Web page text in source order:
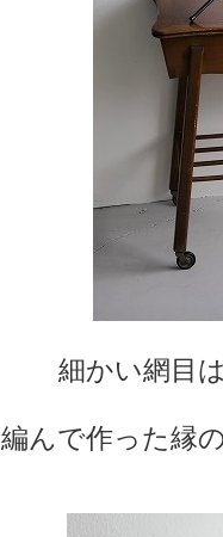
細かい網目
編んで作った縁